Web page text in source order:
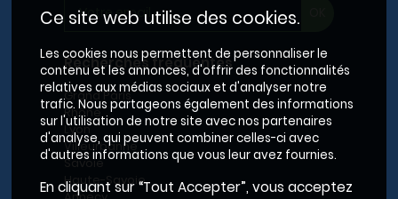
Recherches fréquentes
Grand Paris
Rhône
Lyon
Villeurbanne
Savoie
Haute-Savoie
Ce site web utilise des cookies.
Les cookies nous permettent de personnaliser le
contenu et les annonces, d'offrir des fonctionnalités
relatives aux médias sociaux et d'analyser notre
trafic. Nous partageons également des informations
sur l'utilisation de notre site avec nos partenaires
d'analyse, qui peuvent combiner celles-ci avec
d'autres informations que vous leur avez fournies.
En cliquant sur “Tout Accepter”, vous acceptez